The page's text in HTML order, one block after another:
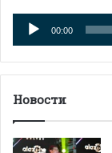
Аудиоплеер
00:00
Новости